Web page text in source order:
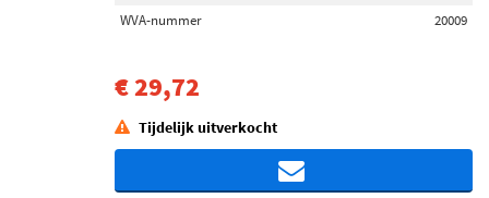
WVA-nummer
20009
€ 29,72
Tijdelijk uitverkocht